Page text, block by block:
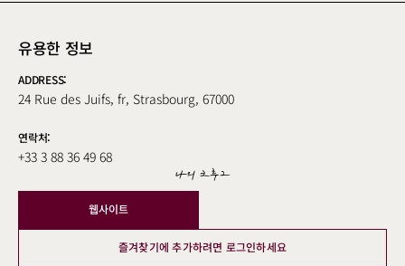
유용한 정보
ADDRESS:
24 Rue des Juifs, fr, Strasbourg, 67000
연락처:
+33 3 88 36 49 68 나의 크루그
웹사이트
즐겨찾기에 추가하려면 로그인하세요